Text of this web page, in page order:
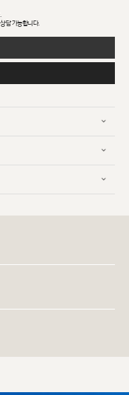
담 가능합니다.